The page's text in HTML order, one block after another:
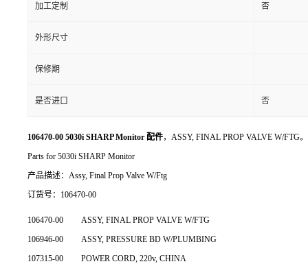
加工定制 否
外形尺寸
保修期
是否进口 否
106470-00 5030i SHARP Monitor 配件，ASSY, FINAL PROP VALVE W/FTG。
Parts for 5030i SHARP Monitor
产品描述：Assy, Final Prop Valve W/Ftg
订货号：106470-00
106470-00
ASSY, FINAL PROP VALVE W/FTG
106946-00
ASSY, PRESSURE BD W/PLUMBING
107315-00
POWER CORD, 220v, CHINA